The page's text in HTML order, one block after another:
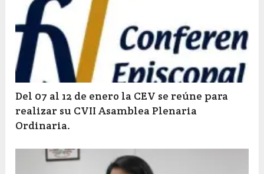
Del 07 al 12 de enero la CEV se reúne para
realizar su CVII Asamblea Plenaria
Ordinaria.